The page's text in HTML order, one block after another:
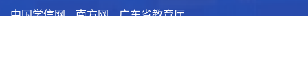
中国学信网 南方网 广东省教育厅